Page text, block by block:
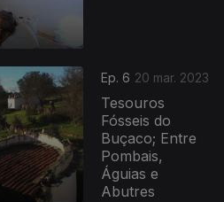
Ep. 6 20 mar. 2023
Tesouros
Fósseis do
Buçaco; Entre
Pombais,
Águias e
Abutres